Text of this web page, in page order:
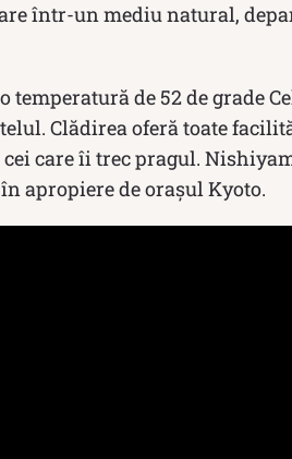
într-un mediu natural,
de 52 de grade
Clădirea oferă toate
care îi trec pragul.
apropiere de orașul Kyoto.